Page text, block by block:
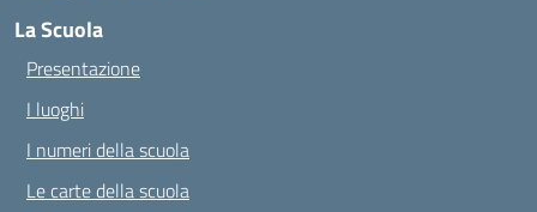
La Scuola
Presentazione
I luoghi
I numeri della scuola
Le carte della scuola